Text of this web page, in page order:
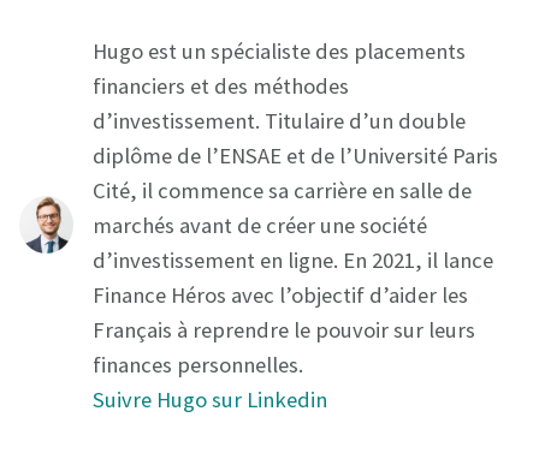
Hugo est un spécialiste des placements
financiers et des méthodes
d’investissement. Titulaire d’un double
diplôme de l’ENSAE et de l’Université Paris
Cité, il commence sa carrière en salle de
marchés avant de créer une société
d’investissement en ligne. En 2021, il lance
Finance Héros avec l’objectif d’aider les
Français à reprendre le pouvoir sur leurs
finances personnelles.
Suivre Hugo sur Linkedin